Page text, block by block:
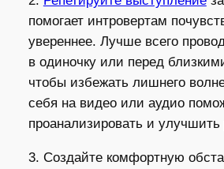
помогает интровертам
увереннее. Лучше всего
в одиночку или перед
чтобы избежать лишнего
себя на видео или аудио
проанализировать и улучшить
3. Создайте комфортную